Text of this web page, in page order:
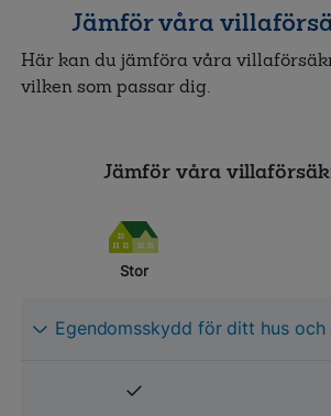
Jämför våra
Här kan du jämföra våra
vilken som passar dig.
Jämför våra
Stor
Egendomsskydd för ditt hus